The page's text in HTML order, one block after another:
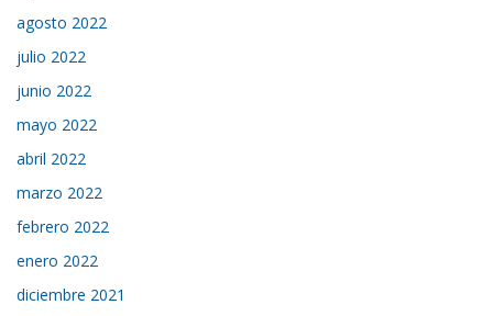
agosto 2022
julio 2022
junio 2022
mayo 2022
abril 2022
marzo 2022
febrero 2022
enero 2022
diciembre 2021